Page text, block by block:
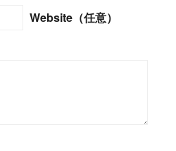
Website（任意）